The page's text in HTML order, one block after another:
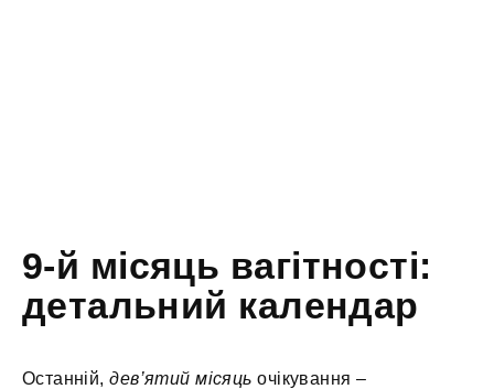
9-й місяць вагітності:
детальний календар
Останній,дев’ятий місяць очікування –